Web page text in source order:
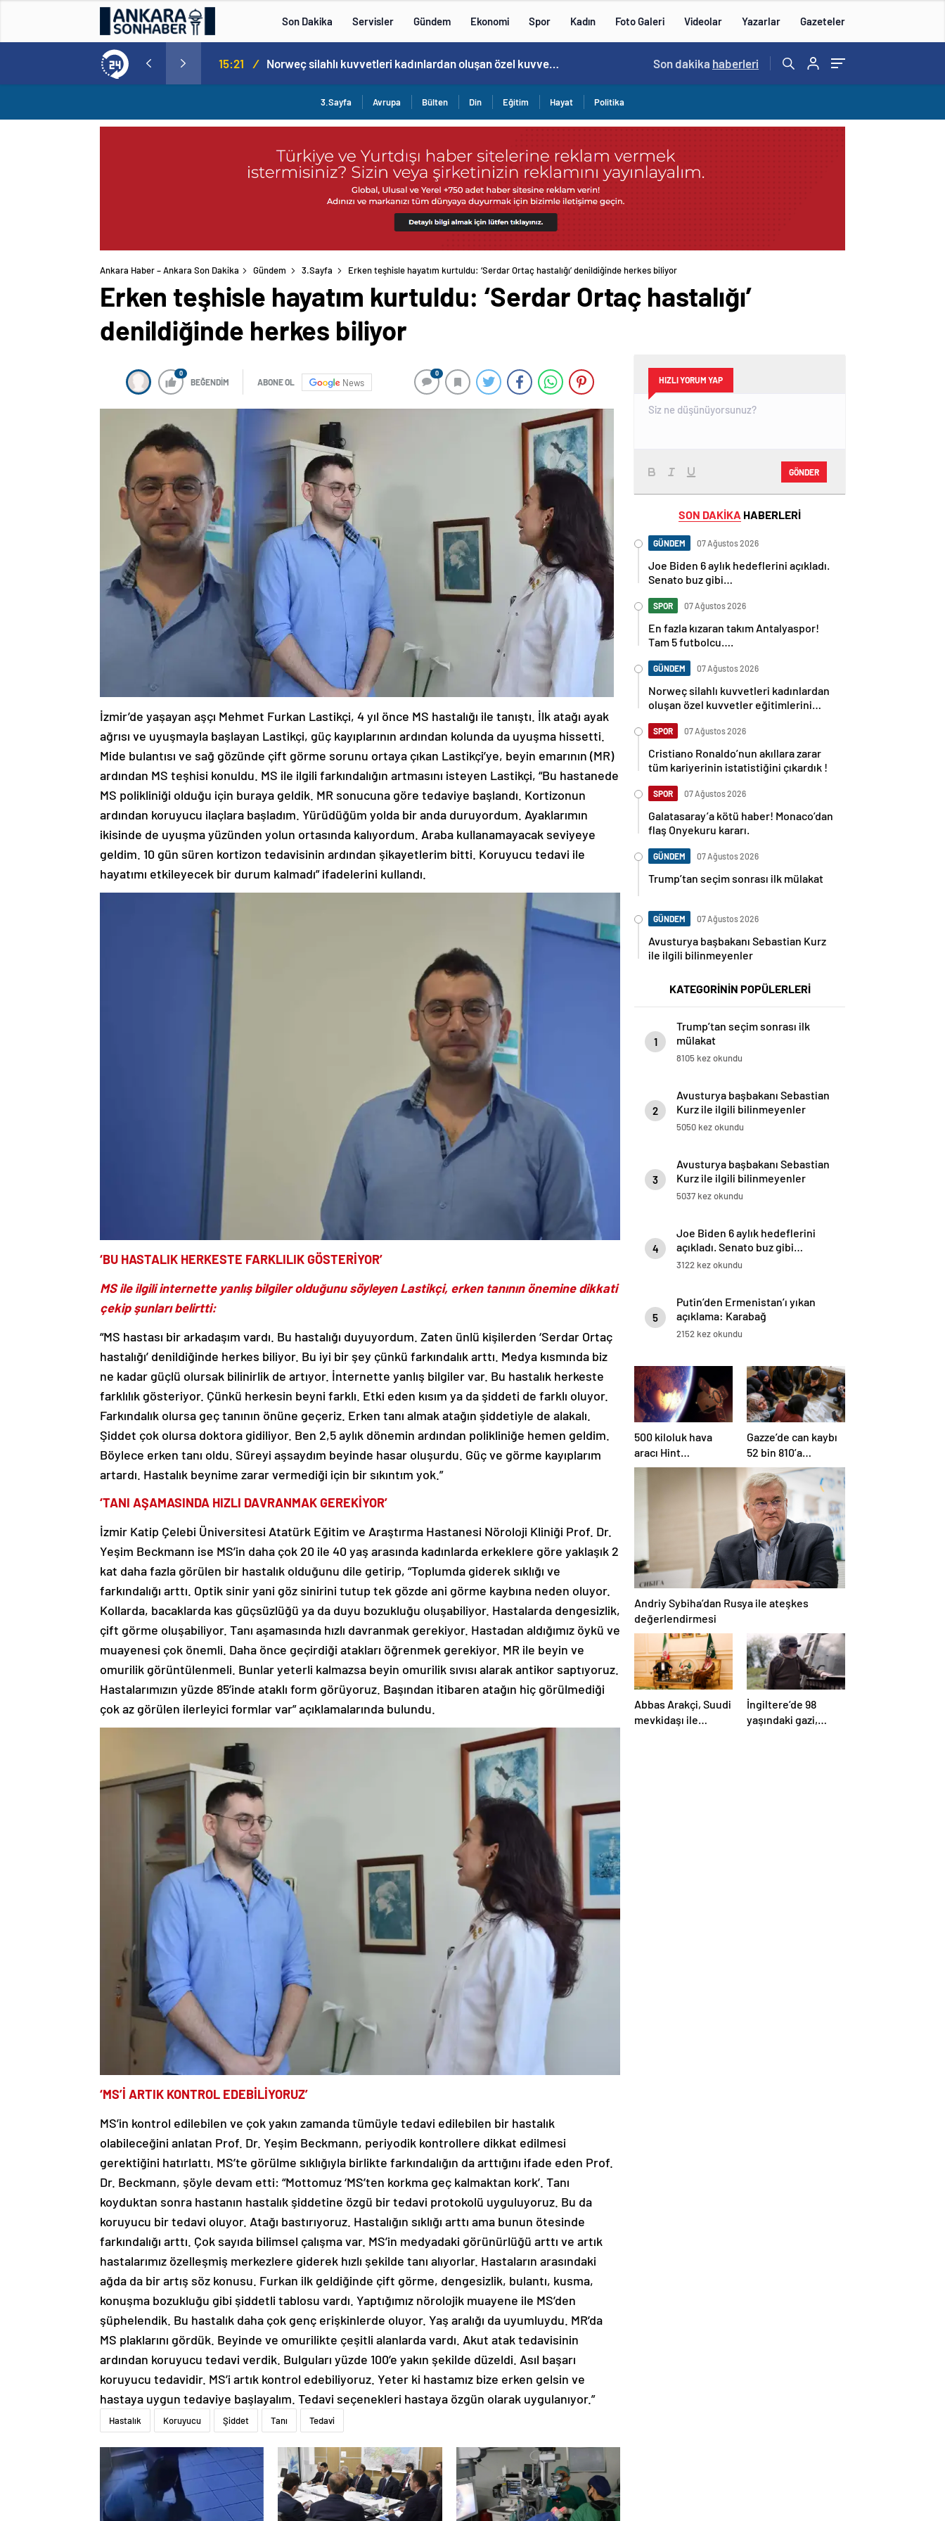
Son Dakika Servisler Gündem Ekonomi Spor Kadın Foto Galeri Videolar Yazarlar Gazeteler
Tam 5 futbolcu…. 15:21 / Norweç silahlı kuvvetleri kadınlardan oluşan özel kuvvetler eğitimlerini başlattı. 15:20 /
Son dakika haberleri
3.Sayfa Avrupa Bülten Din Eğitim Hayat Politika
Ankara Haber – Ankara Son Dakika Gündem 3.Sayfa Erken teşhisle hayatım kurtuldu: ‘Serdar Ortaç hastalığı’ denildiğinde herkes biliyor
Erken teşhisle hayatım kurtuldu: ‘Serdar Ortaç hastalığı’
denildiğinde herkes biliyor
0
BEĞENDİM ABONE OL News
0
İzmir’de yaşayan aşçı Mehmet Furkan Lastikçi, 4 yıl önce MS hastalığı ile tanıştı. İlk atağı ayak
ağrısı ve uyuşmayla başlayan Lastikçi, güç kayıplarının ardından kolunda da uyuşma hissetti.
Mide bulantısı ve sağ gözünde çift görme sorunu ortaya çıkan Lastikçi’ye, beyin emarının (MR)
ardından MS teşhisi konuldu. MS ile ilgili farkındalığın artmasını isteyen Lastikçi, “Bu hastanede
MS polikliniği olduğu için buraya geldik. MR sonucuna göre tedaviye başlandı. Kortizonun
ardından koruyucu ilaçlara başladım. Yürüdüğüm yolda bir anda duruyordum. Ayaklarımın
ikisinde de uyuşma yüzünden yolun ortasında kalıyordum. Araba kullanamayacak seviyeye
geldim. 10 gün süren kortizon tedavisinin ardından şikayetlerim bitti. Koruyucu tedavi ile
hayatımı etkileyecek bir durum kalmadı” ifadelerini kullandı.
‘BU HASTALIK HERKESTE FARKLILIK GÖSTERİYOR’
MS ile ilgili internette yanlış bilgiler olduğunu söyleyen Lastikçi, erken tanının önemine dikkati
çekip şunları belirtti:
“MS hastası bir arkadaşım vardı. Bu hastalığı duyuyordum. Zaten ünlü kişilerden ‘Serdar Ortaç
hastalığı’ denildiğinde herkes biliyor. Bu iyi bir şey çünkü farkındalık arttı. Medya kısmında biz
ne kadar güçlü olursak bilinirlik de artıyor. İnternette yanlış bilgiler var. Bu hastalık herkeste
farklılık gösteriyor. Çünkü herkesin beyni farklı. Etki eden kısım ya da şiddeti de farklı oluyor.
Farkındalık olursa geç tanının önüne geçeriz. Erken tanı almak atağın şiddetiyle de alakalı.
Şiddet çok olursa doktora gidiliyor. Ben 2,5 aylık dönemin ardından polikliniğe hemen geldim.
Böylece erken tanı oldu. Süreyi aşsaydım beyinde hasar oluşurdu. Güç ve görme kayıplarım
artardı. Hastalık beynime zarar vermediği için bir sıkıntım yok.”
‘TANI AŞAMASINDA HIZLI DAVRANMAK GEREKİYOR’
İzmir Katip Çelebi Üniversitesi Atatürk Eğitim ve Araştırma Hastanesi Nöroloji Kliniği Prof. Dr.
Yeşim Beckmann ise MS’in daha çok 20 ile 40 yaş arasında kadınlarda erkeklere göre yaklaşık 2
kat daha fazla görülen bir hastalık olduğunu dile getirip, “Toplumda giderek sıklığı ve
farkındalığı arttı. Optik sinir yani göz sinirini tutup tek gözde ani görme kaybına neden oluyor.
Kollarda, bacaklarda kas güçsüzlüğü ya da duyu bozukluğu oluşabiliyor. Hastalarda dengesizlik,
çift görme oluşabiliyor. Tanı aşamasında hızlı davranmak gerekiyor. Hastadan aldığımız öykü ve
muayenesi çok önemli. Daha önce geçirdiği atakları öğrenmek gerekiyor. MR ile beyin ve
omurilik görüntülenmeli. Bunlar yeterli kalmazsa beyin omurilik sıvısı alarak antikor saptıyoruz.
Hastalarımızın yüzde 85’inde ataklı form görüyoruz. Başından itibaren atağın hiç görülmediği
çok az görülen ilerleyici formlar var” açıklamalarında bulundu.
‘MS’İ ARTIK KONTROL EDEBİLİYORUZ’
MS’in kontrol edilebilen ve çok yakın zamanda tümüyle tedavi edilebilen bir hastalık
olabileceğini anlatan Prof. Dr. Yeşim Beckmann, periyodik kontrollere dikkat edilmesi
gerektiğini hatırlattı. MS’te görülme sıklığıyla birlikte farkındalığın da arttığını ifade eden Prof.
Dr. Beckmann, şöyle devam etti: “Mottomuz ‘MS’ten korkma geç kalmaktan kork’. Tanı
koyduktan sonra hastanın hastalık şiddetine özgü bir tedavi protokolü uyguluyoruz. Bu da
koruyucu bir tedavi oluyor. Atağı bastırıyoruz. Hastalığın sıklığı arttı ama bunun ötesinde
farkındalığı arttı. Çok sayıda bilimsel çalışma var. MS’in medyadaki görünürlüğü arttı ve artık
hastalarımız özelleşmiş merkezlere giderek hızlı şekilde tanı alıyorlar. Hastaların arasındaki
ağda da bir artış söz konusu. Furkan ilk geldiğinde çift görme, dengesizlik, bulantı, kusma,
konuşma bozukluğu gibi şiddetli tablosu vardı. Yaptığımız nörolojik muayene ile MS’den
şüphelendik. Bu hastalık daha çok genç erişkinlerde oluyor. Yaş aralığı da uyumluydu. MR’da
MS plaklarını gördük. Beyinde ve omurilikte çeşitli alanlarda vardı. Akut atak tedavisinin
ardından koruyucu tedavi verdik. Bulguları yüzde 100’e yakın şekilde düzeldi. Asıl başarı
koruyucu tedavidir. MS’i artık kontrol edebiliyoruz. Yeter ki hastamız bize erken gelsin ve
hastaya uygun tedaviye başlayalım. Tedavi seçenekleri hastaya özgün olarak uygulanıyor.”
Hastalık Koruyucu Şiddet Tanı Tedavi
HIZLI YORUM YAP
GÖNDER
SON DAKİKA HABERLERİ
GÜNDEM 07 Ağustos 2026
Joe Biden 6 aylık hedeflerini açıkladı.
Senato buz gibi…
SPOR 07 Ağustos 2026
En fazla kızaran takım Antalyaspor!
Tam 5 futbolcu….
GÜNDEM 07 Ağustos 2026
Norweç silahlı kuvvetleri kadınlardan
oluşan özel kuvvetler eğitimlerini
SPOR 07 Ağustos 2026
Cristiano Ronaldo’nun akıllara zarar
tüm kariyerinin istatistiğini çıkardık !
SPOR 07 Ağustos 2026
Galatasaray’a kötü haber! Monaco’dan
flaş Onyekuru kararı.
GÜNDEM 07 Ağustos 2026
Trump’tan seçim sonrası ilk mülakat
GÜNDEM 07 Ağustos 2026
Avusturya başbakanı Sebastian Kurz
ile ilgili bilinmeyenler
KATEGORİNİN POPÜLERLERİ
1
Trump’tan seçim sonrası ilk
mülakat
8105 kez okundu
2
Avusturya başbakanı Sebastian
Kurz ile ilgili bilinmeyenler
5050 kez okundu
3
Avusturya başbakanı Sebastian
Kurz ile ilgili bilinmeyenler
5037 kez okundu
4
Joe Biden 6 aylık hedeflerini
açıkladı. Senato buz gibi…
3122 kez okundu
5
Putin’den Ermenistan’ı yıkan
açıklama: Karabağ
Azerbaycan’ın ayrılmaz bir
2152 kez okundu
500 kiloluk hava
aracı Hint
Okyanusu’na düştü
Gazze’de can kaybı
52 bin 810’a
yükseldi
Andriy Sybiha’dan Rusya ile ateşkes
değerlendirmesi
Abbas Arakçi, Suudi
mevkidaşı ile
İngiltere’de 98
yaşındaki gazi,